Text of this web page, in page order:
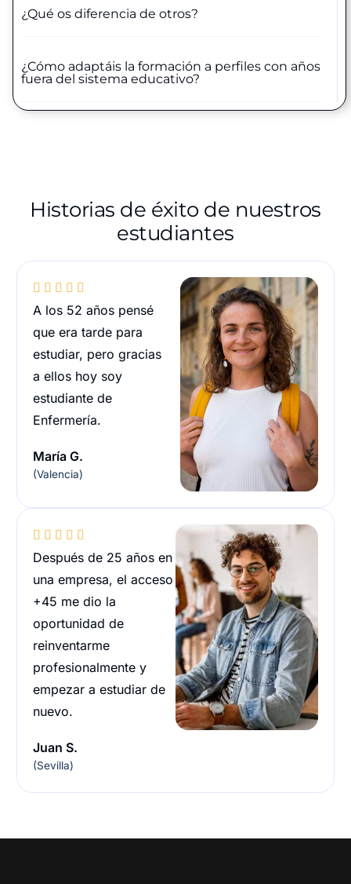
¿Qué os diferencia de otros?
¿Cómo adaptáis la formación a perfiles con años
fuera del sistema educativo?
Historias de éxito de nuestros
estudiantes
    
A los 52 años pensé
que era tarde para
estudiar, pero gracias
a ellos hoy soy
estudiante de
Enfermería.
María G.
(Valencia)
    
Después de 25 años en
una empresa, el acceso
+45 me dio la
oportunidad de
reinventarme
profesionalmente y
empezar a estudiar de
nuevo.
Juan S.
(Sevilla)